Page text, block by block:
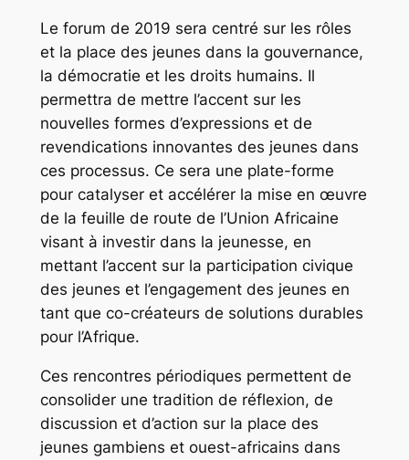
Le forum de 2019 sera centré sur les rôles
et la place des jeunes dans la gouvernance,
la démocratie et les droits humains. Il
permettra de mettre l’accent sur les
nouvelles formes d’expressions et de
revendications innovantes des jeunes dans
ces processus. Ce sera une plate-forme
pour catalyser et accélérer la mise en œuvre
de la feuille de route de l’Union Africaine
visant à investir dans la jeunesse, en
mettant l’accent sur la participation civique
des jeunes et l’engagement des jeunes en
tant que co-créateurs de solutions durables
pour l’Afrique.
Ces rencontres périodiques permettent de
consolider une tradition de réflexion, de
discussion et d’action sur la place des
jeunes gambiens et ouest-africains dans